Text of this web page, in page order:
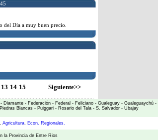
del Día a muy buen precio.
13 14 15 Siguiente>>
- Diamante - Federación - Federal - Feliciano - Gualeguay - Gualeguaychú -
Piedras Blancas - Puiggari - Rosario del Tala - S. Salvador - Ubajay
, Agricultura, Econ. Regionales.
la Provincia de Entre Rios